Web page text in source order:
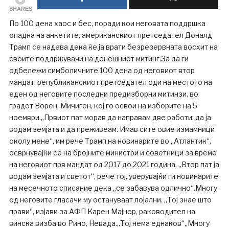
SHARES
По 100 дена хаос и бес, поради кои неговата поддршка
опадна на анкетите, американскиот претседател Доналд
Трамп се надева дека ќе ја врати безрезервната восхит на
своите поддржувачи на денешниот митинг.За да ги
одбележи симболичните 100 дена од неговиот втор
мандат, републиканскиот претседател оди на местото на
еден од неговите последни предизборни митинзи, во
градот Ворен, Мичиген, кој го освои на изборите на 5
ноември.„Првиот пат морав да направам две работи: да ја
водам земјата и да преживеам. Имав сите овие измамници
околу мене“, им рече Трамп на новинарите во „Атлантик“,
осврнувајќи се на бројните министри и советници за време
на неговиот прв мандат од 2017 до 2021 година. „Втор пат ја
водам земјата и светот“, рече тој, уверувајќи ги новинарите
на месечното списание дека „се забавува одлично“.Многу
од неговите гласачи му остануваат лојални. „Тој знае што
прави“, изјави за АФП Карен Мајнер, раководител на
винска визба во Рино, Невада.„Тој нема еднаков“„Многу